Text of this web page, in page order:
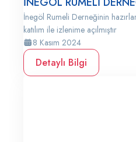
İnegöl Rumeli Derneğinin
katılım ile izlenime açılmıştır
8 Kasım 2024
Detaylı Bilgi